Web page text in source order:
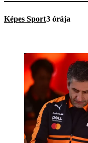
Képes Sport3 órája